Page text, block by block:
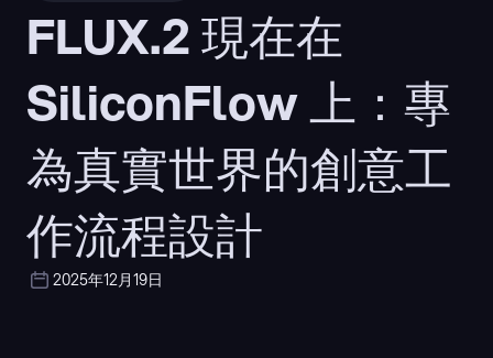
FLUX.2 現在在
SiliconFlow 上：專
為真實世界的創意工
作流程設計
2025年12月19日